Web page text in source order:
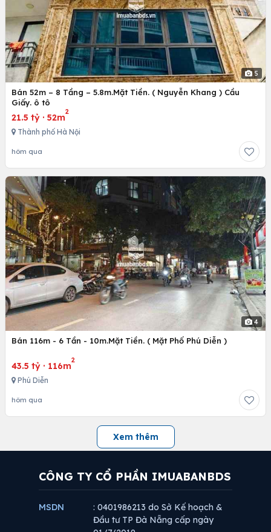
5
Bán 52m – 8 Tầng – 5.8m.Mặt Tiền. ( Nguyễn Khang ) Cầu
Giấy. ô tô
21.5 tỷ · 52m
2
Thành phố Hà Nội
hôm qua
4
Bán 116m - 6 Tần - 10m.Mặt Tiền. ( Mặt Phố Phú Diễn )
43.5 tỷ · 116m
2
Phú Diễn
hôm qua
Xem thêm
CÔNG TY CỔ PHẦN IMUABANBDS
MSDN
: 0401986213 do Sở Kế hoạch &
Đầu tư TP Đà Nẵng cấp ngày